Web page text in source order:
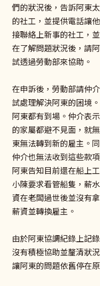
們的狀況後，告訴阿東
的社工，並提供電話讓
接聯絡上新事的社工，
在了解問題狀況後，請
試透過勞動部來協助。
在申訴後，勞動部請仲
試處理解決阿東的困境
阿東都有到場。仲介表
的家屬都避不見面，就
東無法轉到新的雇主。
仲介也無法收到這些款
阿東告知目前還在船上
小陳要求看管船隻，薪
資在老闆過世後並沒有
薪資並轉換雇主。
由於阿東協調紀錄上記
沒有積極協助並釐清狀
讓阿東的問題依舊停在